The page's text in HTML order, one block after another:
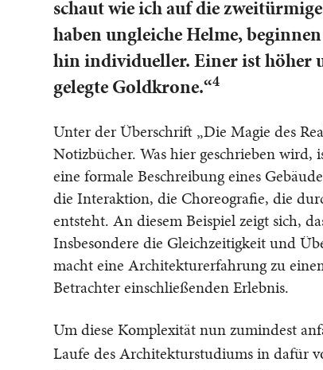
schaut wie ich auf die
haben ungleiche Helme,
hin individueller. Einer ist höher
gelegte Goldkrone.“4
Unter der Überschrift „Die Magie des
Notizbücher. Was hier geschrieben
eine formale Beschreibung eines
die Interaktion, die Choreografie, die
entsteht. An diesem Beispiel zeigt sich,
Insbesondere die Gleichzeitigkeit und
macht eine Architekturerfahrung zu
Betrachter einschließenden Erlebnis.
Um diese Komplexität nun zumindest
Laufe des Architekturstudiums in dafür